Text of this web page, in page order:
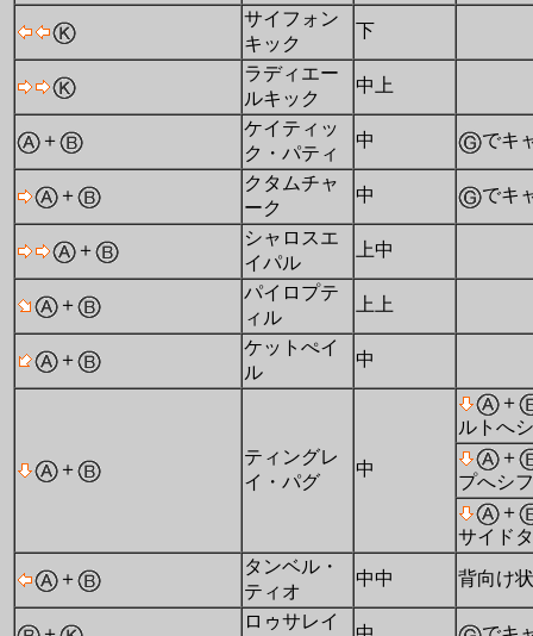
サイフォン
キック
下
ラディエー
ルキック
中上
＋
ケイティッ
ク・パティ
中 でキ
＋
クタムチャ
ーク
中 でキ
＋
シャロスエ
イパル
上中
＋
パイロプテ
ィル
上上
＋
ケットぺイ
ル
中
＋
ティングレ
イ・パグ
中
＋
ルトへ
＋
プへシ
＋
サイド
＋
タンベル・
ティオ
中中 背向け
ロゥサレイ